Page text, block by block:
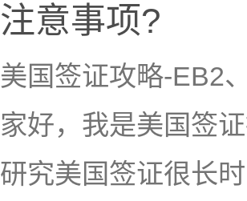
注意事项?
美国签证攻略-EB2
家好，我是美国签
研究美国签证很长